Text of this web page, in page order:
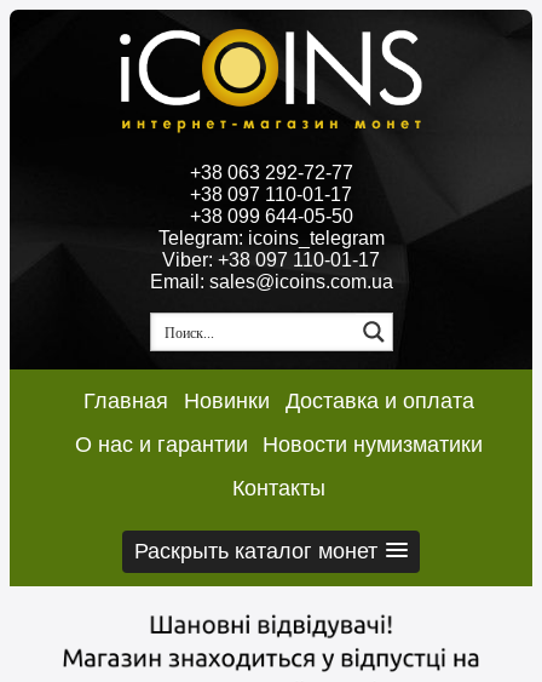
+38 063 292-72-77
+38 097 110-01-17
+38 099 644-05-50
Telegram: icoins_telegram
Viber: +38 097 110-01-17
Email: sales@icoins.com.ua
Главная Новинки
Доставка и оплата
О нас и гарантии
Новости нумизматики
Контакты
Раскрыть каталог монет